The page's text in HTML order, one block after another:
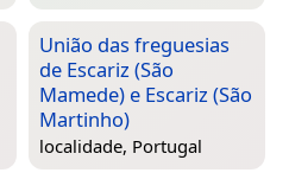
União das freguesias
de Escariz (São
Mamede) e Escariz (São
Martinho)
localidade, Portugal